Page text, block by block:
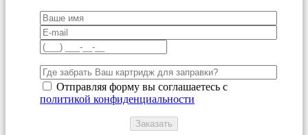
Отправляя форму вы соглашаетесь с
политикой конфиденциальности